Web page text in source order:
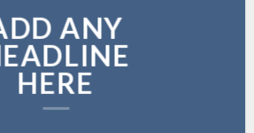
ANY
HERE